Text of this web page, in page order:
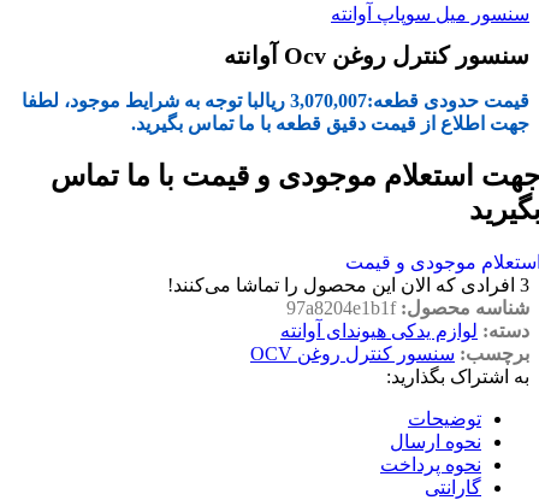
سنسور میل سوپاپ آوانته
سنسور کنترل روغن Ocv آوانته
قیمت حدودی قطعه:3,070,007 ریالبا توجه به شرایط موجود، لطفا
جهت اطلاع از قیمت دقیق قطعه با ما تماس بگیرید.
استعلام موجودی و قیمت با ما تماس
موجودی و قیمت
3 افرادی که الان این محصول را تماشا می‌کنند!
شناسه محصول:97a8204e1b1f
دسته: لوازم یدکی هیوندای آوانته
برچسب: سنسور کنترل روغن OCV
به اشتراک بگذارید:
توضیحات
نحوه ارسال
نحوه پرداخت
گارانتی